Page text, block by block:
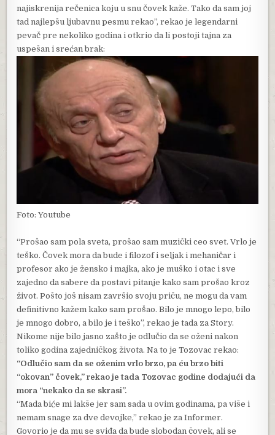
najiskrenija rečenica koju u snu čovek kaže. Tako da sam joj
tad najlepšu ljubavnu pesmu rekao”, rekao je legendarni
pevač pre nekoliko godina i otkrio da li postoji tajna za
uspešan i srećan brak:
Foto: Youtube
“Prošao sam pola sveta, prošao sam muzički ceo svet. Vrlo je
teško. Čovek mora da bude i filozof i seljak i mehaničar i
profesor ako je žensko i majka, ako je muško i otac i sve
zajedno da sabere da postavi pitanje kako sam prošao kroz
život. Pošto još nisam završio svoju priču, ne mogu da vam
definitivno kažem kako sam prošao. Bilo je mnogo lepo, bilo
je mnogo dobro, a bilo je i teško”, rekao je tada za Story.
Nikome nije bilo jasno zašto je odlučio da se oženi nakon
toliko godina zajedničkog života. Na to je Tozovac rekao:
“Odlučio sam da se oženim vrlo brzo, pa ću brzo biti
“okovan” čovek,” rekao je tada Tozovac godine dodajući da
mora “nekako da se skrasi”.
“Mada biće mi lakše jer sam sada u ovim godinama, pa više i
nemam snage za dve devojke,” rekao je za Informer.
Govorio je da mu se sviđa da bude slobodan čovek, ali se